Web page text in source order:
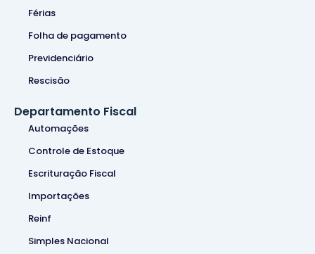
Férias
Folha de pagamento
Previdenciário
Rescisão
Departamento Fiscal
Automações
Controle de Estoque
Escrituração Fiscal
Importações
Reinf
Simples Nacional